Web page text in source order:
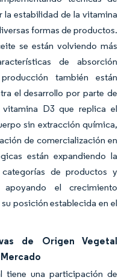
la estabilidad de la vitamina
formas de productos.
se están volviendo más
de absorción
también están
el desarrollo por parte de
D3 que replica el
sin extracción química,
de comercialización en
están expandiendo la
de productos y
apoyando el crecimiento
posición establecida en el
de Origen Vegetal
tiene una participación de